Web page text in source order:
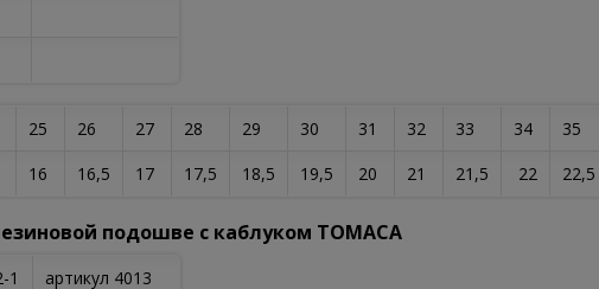
25 26 27 28 29 30 31 32 33 34
35
16 16,5 17 17,5 18,5 19,5 20 21 21,5 22 22,5
подошве с каблуком ТОМАСА
1 артикул 4013